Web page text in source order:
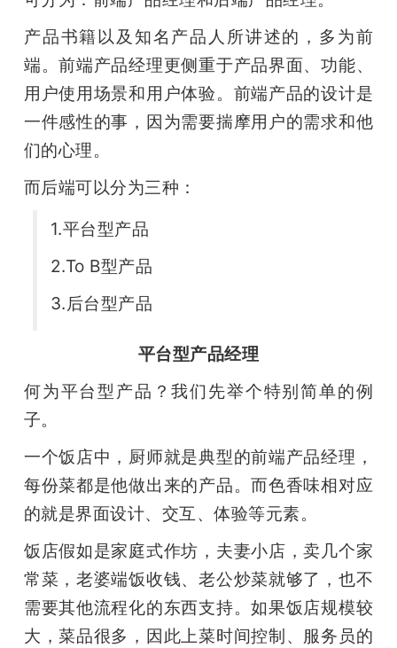
产品书籍以及知名产品人所讲述的，多为前
端。前端产品经理更侧重于产品界面、功能、
用户使用场景和用户体验。前端产品的设计是
一件感性的事，因为需要揣摩用户的需求和他
们的心理。
而后端可以分为三种：
1.平台型产品
2.To B型产品
3.后台型产品
平台型产品经理
何为平台型产品？我们先举个特别简单的例
子。
一个饭店中，厨师就是典型的前端产品经理，
每份菜都是他做出来的产品。而色香味相对应
的就是界面设计、交互、体验等元素。
饭店假如是家庭式作坊，夫妻小店，卖几个家
常菜，老婆端饭收钱、老公炒菜就够了，也不
需要其他流程化的东西支持。如果饭店规模较
大，菜品很多，因此上菜时间控制、服务员的